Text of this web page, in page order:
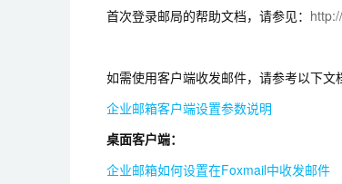
首次登录邮局的帮助文档，请参见：
如需使用客户端收发邮件，请参考以下文
企业邮箱客户端设置参数说明
桌面客户端：
企业邮箱如何设置在Foxmail中收发邮件